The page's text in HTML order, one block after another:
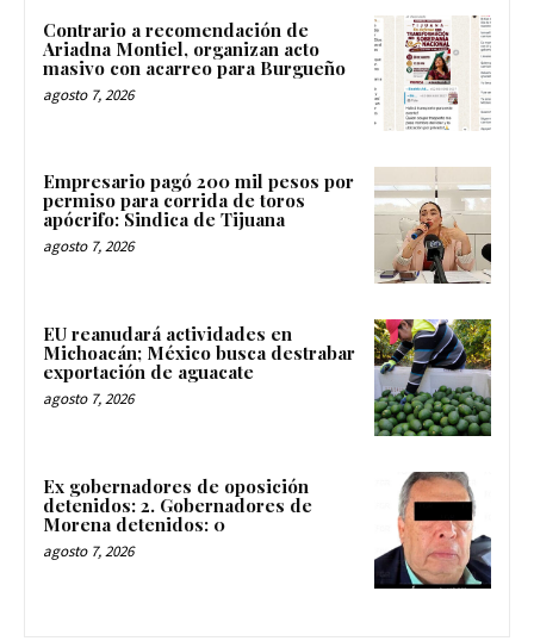
Contrario a recomendación de
Ariadna Montiel, organizan acto
masivo con acarreo para Burgueño
agosto 7, 2026
Empresario pagó 200 mil pesos por
permiso para corrida de toros
apócrifo: Sindica de Tijuana
agosto 7, 2026
EU reanudará actividades en
Michoacán; México busca destrabar
exportación de aguacate
agosto 7, 2026
Ex gobernadores de oposición
detenidos: 2. Gobernadores de
Morena detenidos: 0
agosto 7, 2026